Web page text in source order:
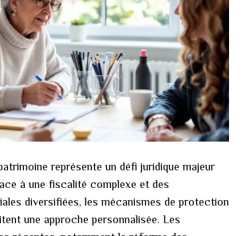
représente un défi juridique majeur
à une fiscalité complexe et des
diversifiées, les mécanismes de protection
une approche personnalisée. Les